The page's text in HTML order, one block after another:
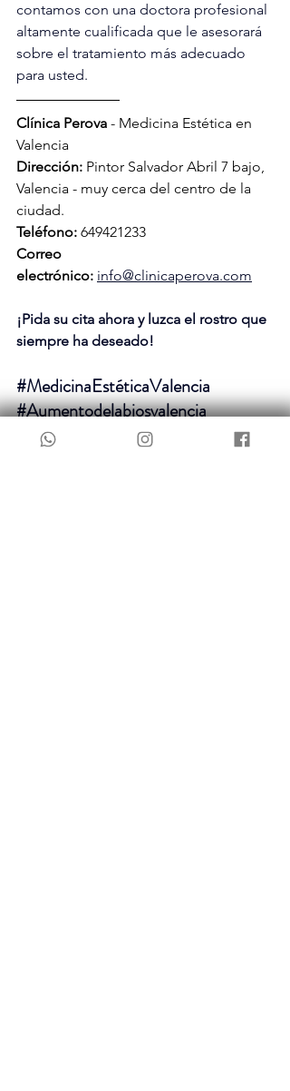
contamos con una doctora profesional
altamente cualificada que le asesorará
sobre el tratamiento más adecuado
para usted.
Clínica Perova - Medicina Estética en
Valencia
Dirección: Pintor Salvador Abril 7 bajo,
Valencia - muy cerca del centro de la
ciudad.
Teléfono: 649421233
Correo
electrónico: info@clinicaperova.com
¡Pida su cita ahora y luzca el rostro que
siempre ha deseado!
#MedicinaEstéticaValencia
#Aumentodelabiosvalencia
#ClínicaPerova
#ÁcidoHialurónico